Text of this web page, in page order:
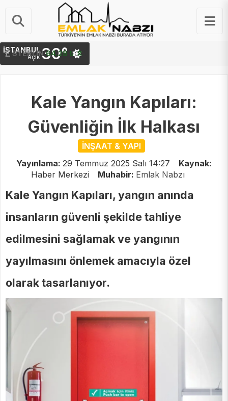
STERLIN 64.28 ₺
İSTANBUL
Açık 30°
Kale Yangın Kapıları:
Güvenliğin İlk Halkası
İNŞAAT & YAPI
Yayınlama: 29 Temmuz 2025 Salı 14:27
Kaynak:
Haber Merkezi
Muhabir: Emlak Nabzı
Kale Yangın Kapıları, yangın anında
insanların güvenli şekilde tahliye
edilmesini sağlamak ve yangının
yayılmasını önlemek amacıyla özel
olarak tasarlanıyor.